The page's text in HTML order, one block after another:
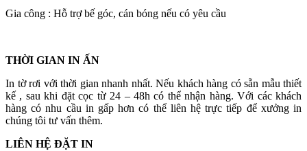
Gia công : Hỗ trợ bế góc, cán bóng nếu có yêu cầu
THỜI GIAN IN ẤN
In tờ rơi với thời gian nhanh nhất. Nếu khách hàng có sẵn mẫu thiết
kế , sau khi đặt cọc từ 24 – 48h có thể nhận hàng. Với các khách
hàng có nhu cầu in gấp hơn có thể liên hệ trực tiếp để xưởng in
chúng tôi tư vấn thêm.
LIÊN HỆ ĐẶT IN